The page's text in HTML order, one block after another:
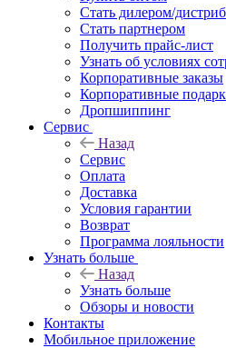
Стать дилером/
Стать партнером
Получить прайс-лист
Узнать об условиях
Корпоративные заказы
Корпоративные
Дропшиппинг
Сервис
Назад
Сервис
Оплата
Доставка
Условия гарантии
Возврат
Программа лояльности
Узнать больше
Назад
Узнать больше
Обзоры и новости
Контакты
Мобильное приложение